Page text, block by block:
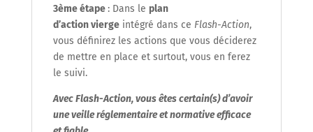
3èmeétape : Dans le plan
d’action viergeintégré dans ce Flash-Action,
vous définirez les actions que vous déciderez
de mettre en place et surtout, vous en ferez
le suivi.
Avec Flash-Action, vous êtes certain(s) d’avoir
une veille réglementaire et normative efficace